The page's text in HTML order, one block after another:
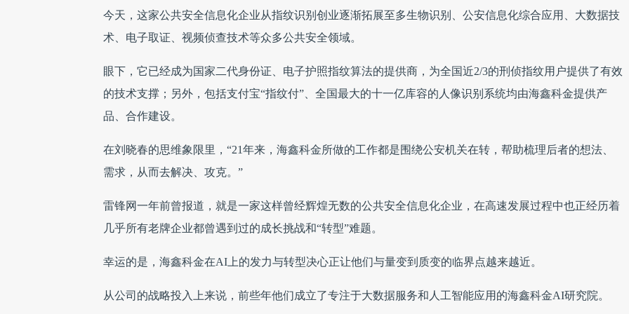
今天，这家公共安全信息化企业从指纹识别创业逐渐拓展至多生物识别、公安信息化综合应用、大数据技
术、电子取证、视频侦查技术等众多公共安全领域。
眼下，它已经成为国家二代身份证、电子护照指纹算法的提供商，为全国近2/3的刑侦指纹用户提供了有效
的技术支撑；另外，包括支付宝“指纹付”、全国最大的十一亿库容的人像识别系统均由海鑫科金提供产
品、合作建设。
在刘晓春的思维象限里，“21年来，海鑫科金所做的工作都是围绕公安机关在转，帮助梳理后者的想法、
需求，从而去解决、攻克。”
雷锋网一年前曾报道，就是一家这样曾经辉煌无数的公共安全信息化企业，在高速发展过程中也正经历着
几乎所有老牌企业都曾遇到过的成长挑战和“转型”难题。
幸运的是，海鑫科金在AI上的发力与转型决心正让他们与量变到质变的临界点越来越近。
从公司的战略投入上来说，前些年他们成立了专注于大数据服务和人工智能应用的海鑫科金AI研究院。